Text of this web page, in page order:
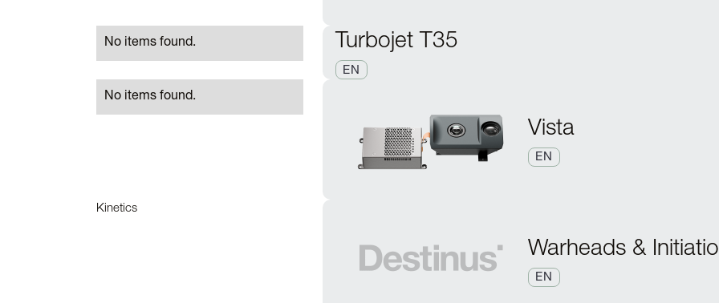
No items found. Turbojet T35
EN
No items found.
Vista
EN
Kinetics
Warheads &
EN